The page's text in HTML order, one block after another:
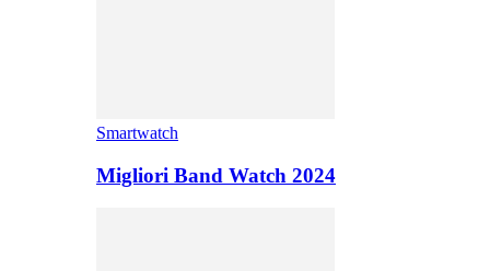
Smartwatch
Migliori Band Watch 2024